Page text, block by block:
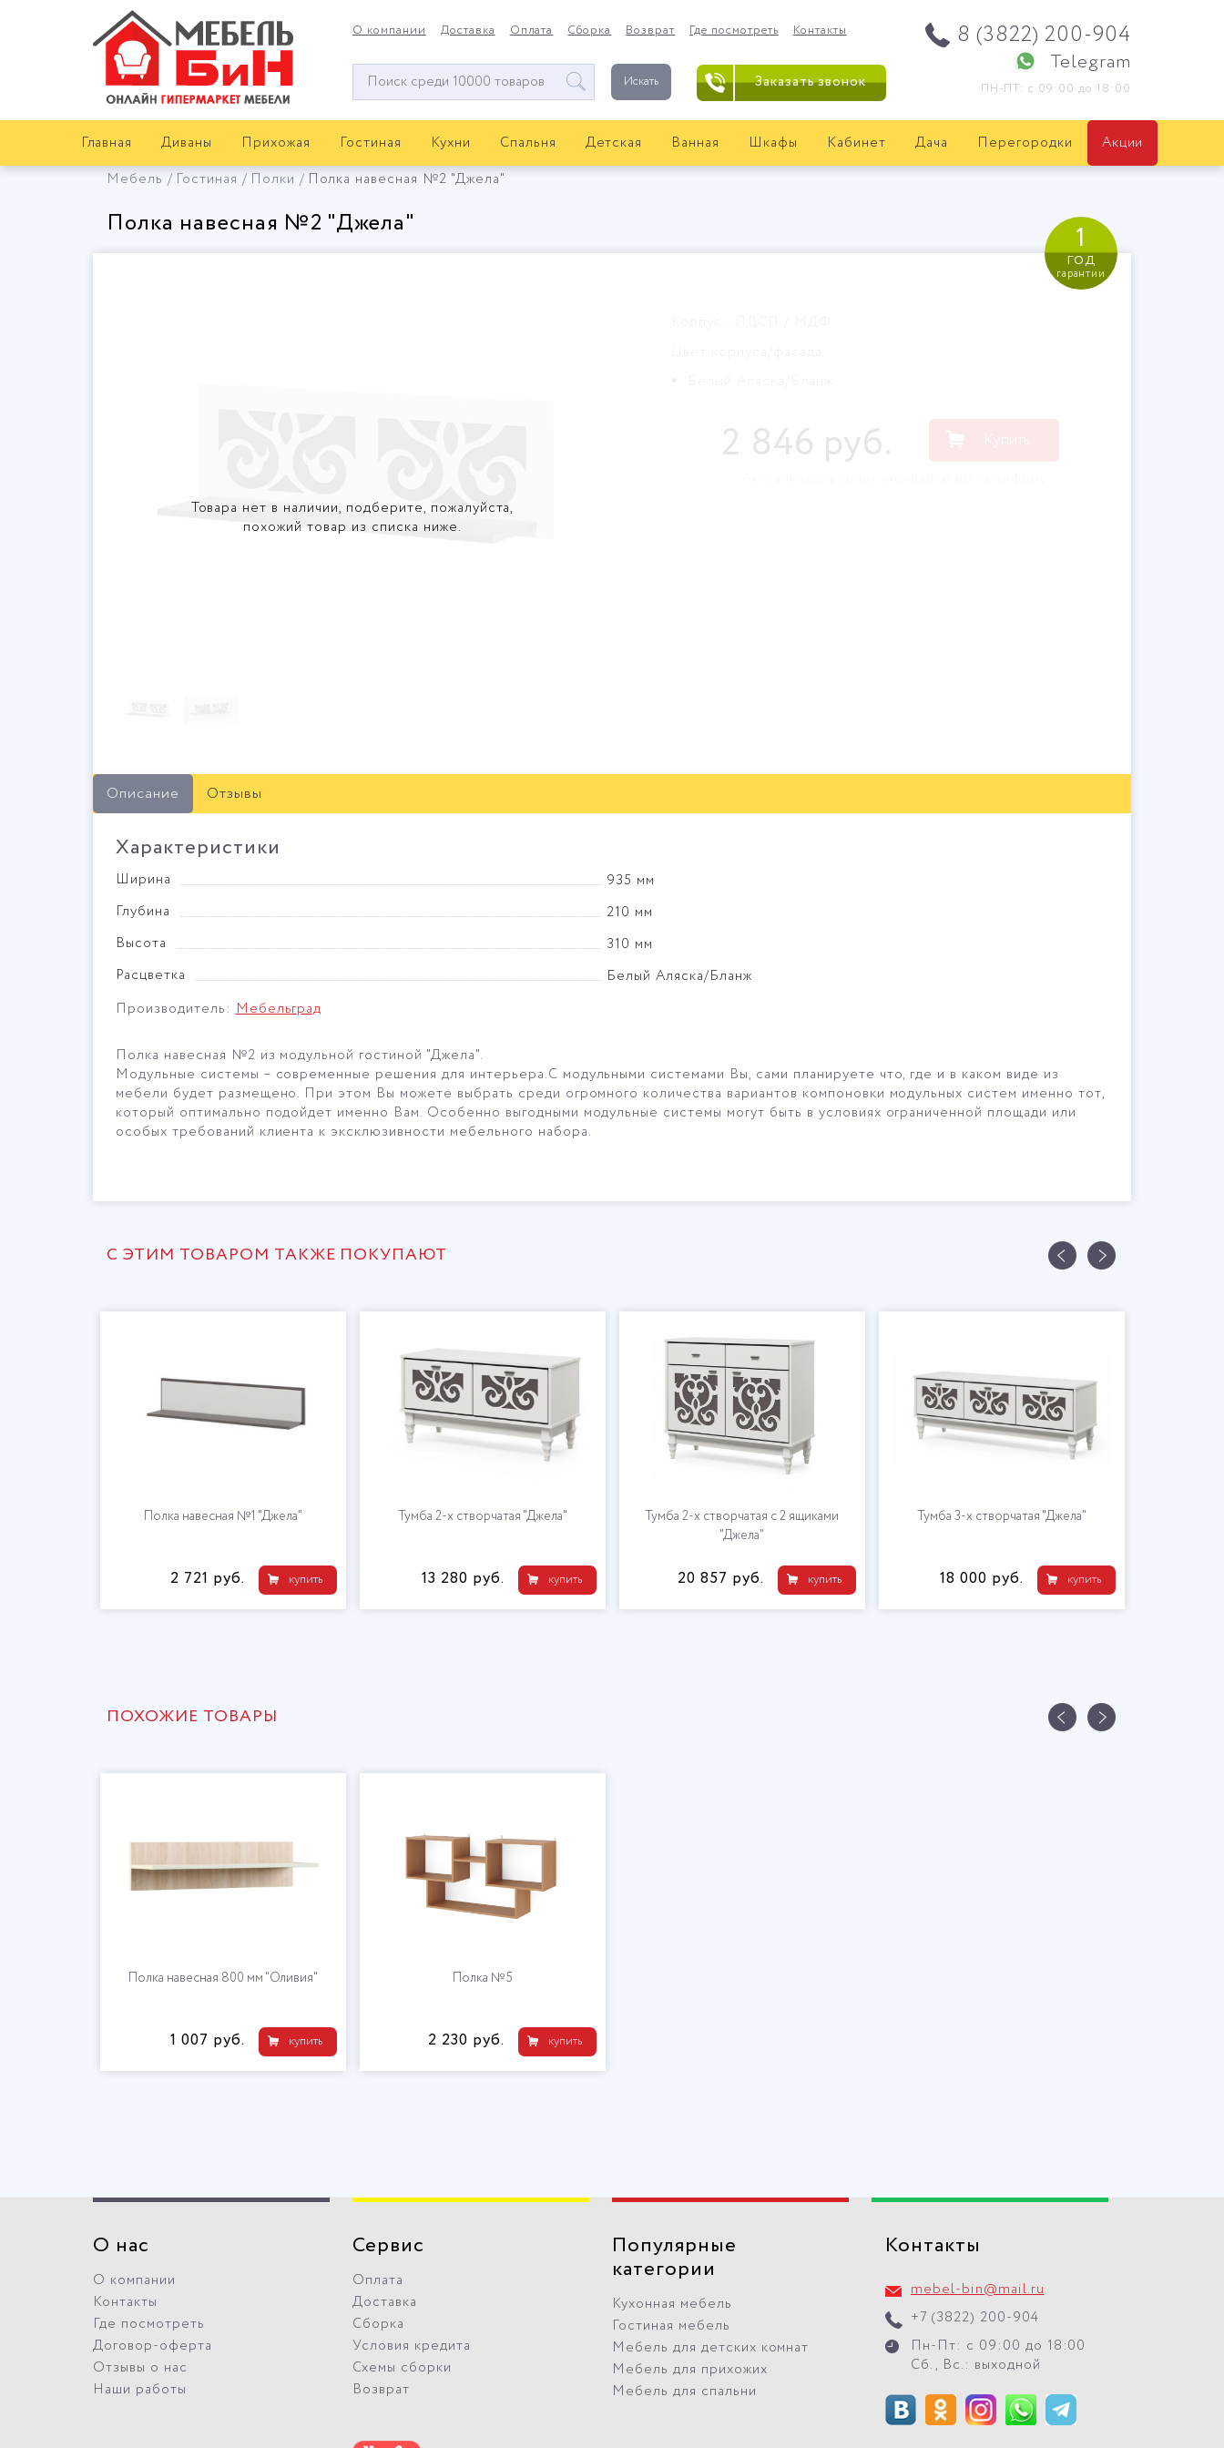
О компании Доставка Оплата Сборка Возврат Где посмотреть Контакты
Окно
поиска
Искать
8 (3822) 200-904
Telegram
ПН-ПТ: с 09:00 до 18:00
Заказать звонок
Главная Диваны Прихожая Гостиная Кухни Спальня Детская Ванная Шкафы Кабинет Дача Перегородки
Акции
Мебель
Гостиная Полки Полка навесная №2 "Джела"
Полка навесная №2 "Джела" 1
год
гарантии
Товара нет в наличии, подберите, пожалуйста,
похожий товар из списка ниже.
2 846 руб.
Описание Отзывы
Характеристики
Ширина
935 мм
Глубина
210 мм
Высота
310 мм
Расцветка
Белый Аляска/Бланж
Производитель:Мебельград
Полка навесная №2 из модульной гостиной "Джела".
Модульные системы – современные решения для интерьера.С модульными системами Вы, сами планируете что, где и в каком виде из
мебели будет размещено. При этом Вы можете выбрать среди огромного количества вариантов компоновки модульных систем именно тот,
который оптимально подойдет именно Вам. Особенно выгодными модульные системы могут быть в условиях ограниченной площади или
особых требований клиента к эксклюзивности мебельного набора.
С ЭТИМ ТОВАРОМ ТАКЖЕ ПОКУПАЮТ
Полка навесная №1 "Джела"
купить
2 721 руб.
​Тумба 2-х створчатая "Джела"
купить
13 280 руб.
​Тумба 2-х створчатая с 2 ящиками
"Джела"
купить
20 857 руб.
​Тумба 3-х створчатая "Джела"
купить
18 000 руб.
ПОХОЖИЕ ТОВАРЫ
Полка навесная 800 мм "Оливия"
купить
1 007 руб.
Полка №5
купить
2 230 руб.
О нас
О компании
Контакты
Где посмотреть
Договор-оферта
Отзывы о нас
Наши работы
Сервис
Оплата
Доставка
Сборка
Условия кредита
Схемы сборки
Возврат
Популярные
категории
Кухонная мебель
Гостиная мебель
Мебель для детских комнат
Мебель для прихожих
Мебель для спальни
Контакты
mebel-bin@mail.ru
+7 (3822) 200-904
Пн-Пт: с 09:00 до 18:00
Сб., Вс.: выходной